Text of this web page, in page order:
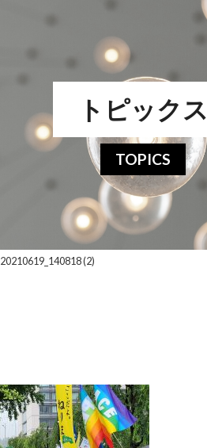
トピックス
TOPICS
20210619_140818 (2)